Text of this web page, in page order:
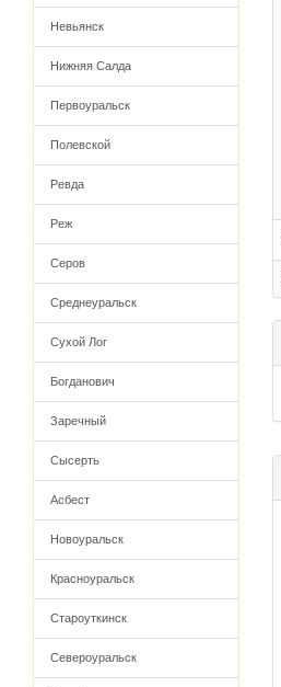
Невьянск
Нижняя Салда
Первоуральск
Полевской
Ревда
Реж
Серов
Среднеуральск
Сухой Лог
Богданович
Заречный
Сысерть
Асбест
Новоуральск
Красноуральск
Староуткинск
Североуральск